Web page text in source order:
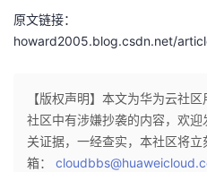
原文链接：
howard2005.blog.csdn.net/
【版权声明】本文为华为云社
社区中有涉嫌抄袭的内容，欢
关证据，一经查实，本社区将
箱：